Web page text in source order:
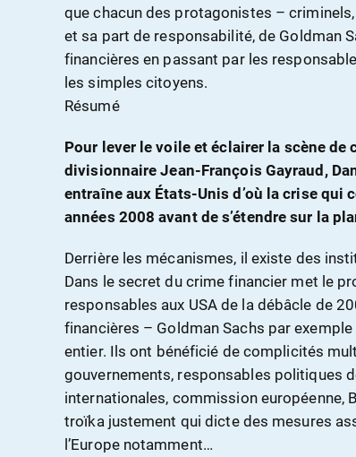
que chacun des protagonistes –
et sa part de responsabilité, de Goldman
financières en passant par les
les simples citoyens.
Résumé
Pour lever le voile et éclairer la scène
divisionnaire Jean-François Gayraud,
entraîne aux États-Unis d’où la crise qui
années 2008 avant de s’étendre sur la
Derrière les mécanismes, il existe des
Dans le secret du crime financier met le
responsables aux USA de la débâcle de
financières – Goldman Sachs par
entier. Ils ont bénéficié de complicités
gouvernements, responsables politiques
internationales, commission européenne,
troïka justement qui dicte des mesures
l’Europe notamment…